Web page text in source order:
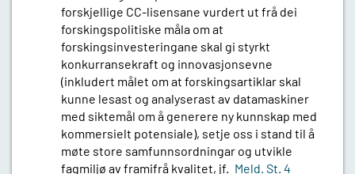
forskjellige CC-lisensane vurdert ut frå dei
forskingspolitiske måla om at
forskingsinvesteringane skal gi styrkt
konkurransekraft og innovasjonsevne
(inkludert målet om at forskingsartiklar skal
kunne lesast og analyserast av datamaskiner
med siktemål om å generere ny kunnskap med
kommersielt potensiale), setje oss i stand til å
møte store samfunnsordningar og utvikle
fagmiljø av framifrå kvalitet, jf.
Meld. St. 4